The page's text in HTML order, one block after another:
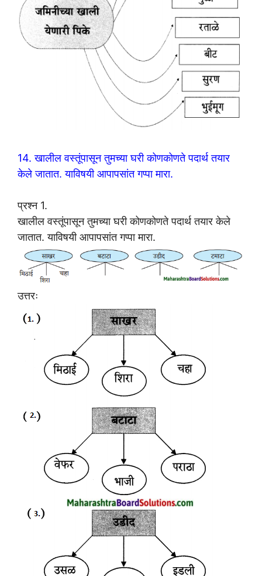
14. खालील वस्तूंपासून तुमच्या घरी कोणकोणते पदार्थ तयार
केले जातात. याविषयी आपापसांत गप्पा मारा.
प्रश्न 1.
खालील वस्तूंपासून तुमच्या घरी कोणकोणते पदार्थ तयार केले
जातात. याविषयी आपापसांत गप्पा मारा.
उत्तरः